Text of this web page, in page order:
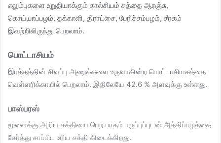
எலும்புகளை உறுதியாக்கும் கால்சியம் சத்தை ஆரஞ்சு,
கொய்யாப்பழம், தக்காளி, திராட்சை, பேரிச்சம்பழம், சீரகம்
இவற்றிலிருந்து பெறலாம்.
பொட்டாசியம்
இரத்தத்தின் சிவப்பு அணுக்களை உருவாகின்ற பொட்டாசியசத்தை
வெள்ளரிக்காயில் பெறலாம். இதிலேயே 42.6 % அளவுக்கு உள்ளது.
பாஸ்பரஸ்
மூளைக்கு அறிய சக்தியை பெற பாதம் பருப்புப்புடன் அத்திப்பழத்தை
சேர்த்து சாப்பிட உரிய சக்தி கிடைக்கிறது.